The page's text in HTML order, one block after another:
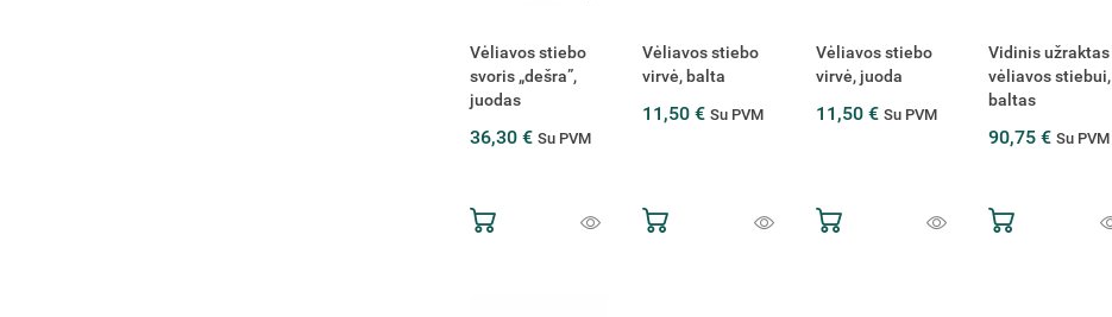
Vėliavos stiebo
svoris „dešra”,
juodas
36,30 € Su PVM
Vėliavos stiebo
virvė, balta
11,50 €Su PVM
Vėliavos stiebo
virvė, juoda
11,50 € Su PVM
Vidinis užraktas
vėliavos stiebui,
baltas
90,75 €Su PVM